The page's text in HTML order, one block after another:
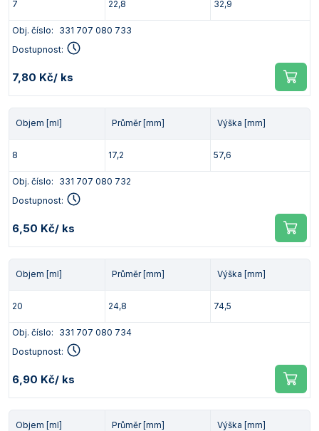
7 22,8 32,9
Obj. číslo:
331 707 080 733
Dostupnost:
7,80 Kč/ ks
Objem [ml] Průměr [mm] Výška [mm]
8 17,2 57,6
Obj. číslo:
331 707 080 732
Dostupnost:
6,50 Kč/ ks
Objem [ml] Průměr [mm] Výška [mm]
20 24,8 74,5
Obj. číslo:
331 707 080 734
Dostupnost:
6,90 Kč/ ks
Objem [ml] Průměr [mm] Výška [mm]